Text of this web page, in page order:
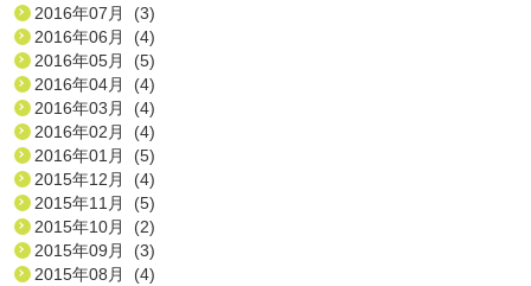
2016年07月 (3)
2016年06月 (4)
2016年05月 (5)
2016年04月 (4)
2016年03月 (4)
2016年02月 (4)
2016年01月 (5)
2015年12月 (4)
2015年11月 (5)
2015年10月 (2)
2015年09月 (3)
2015年08月 (4)